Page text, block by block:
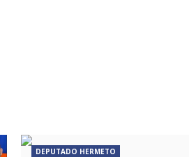
DEPUTADO HERMETO